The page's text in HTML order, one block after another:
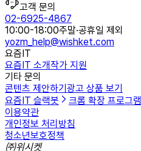
고객 문의
02-6925-4867
10:00-18:00주말·공휴일 제외
yozm_help@wishket.com
요즘IT
요즘IT 소개작가 지원
기타 문의
콘텐츠 제안하기광고 상품 보기
요즘IT 슬랙봇
크롬 확장 프로그램
이용약관
개인정보 처리방침
청소년보호정책
㈜위시켓